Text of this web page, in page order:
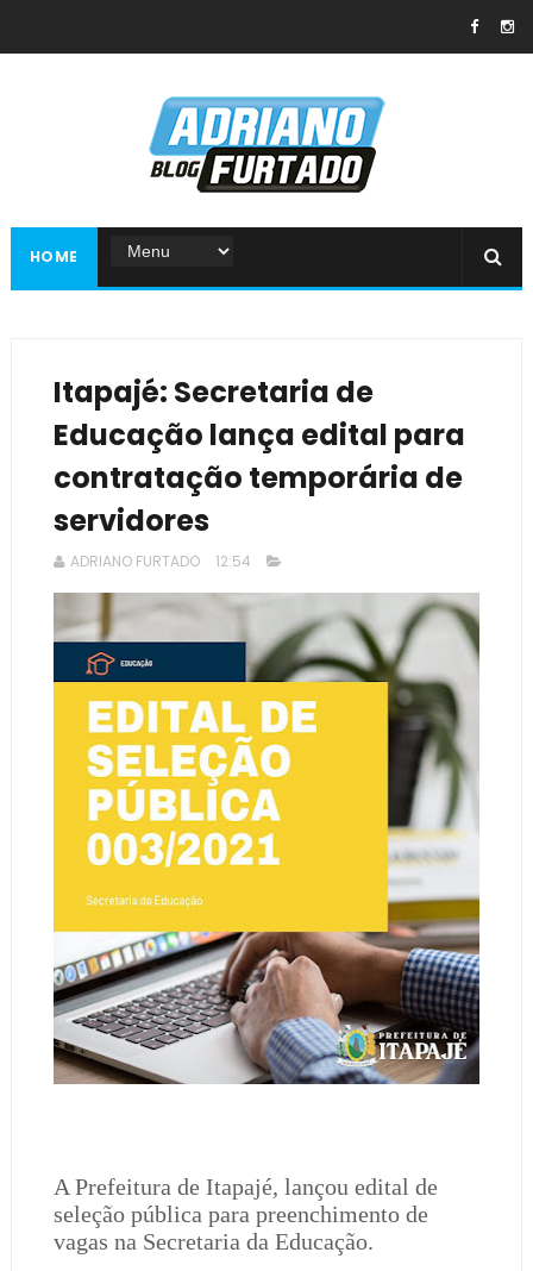
HOME
Itapajé: Secretaria de
Educação lança edital para
contratação temporária de
servidores
ADRIANO FURTADO 12:54
A Prefeitura de Itapajé, lançou edital de
seleção pública para preenchimento de
vagas na Secretaria da Educação.